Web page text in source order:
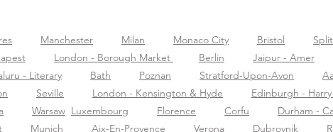
Manchester Milan Monaco City Bristol Split
London - Borough Market Berlin Jaipur - Amer
- Literary
Bath Poznan Stratford-Upon-Avon
Seville London - Kensington & Hyde Edinburgh -
Warsaw Luxembourg Florence Corfu Durham -
Munich Aix-En-Provence Verona Dubrovnik